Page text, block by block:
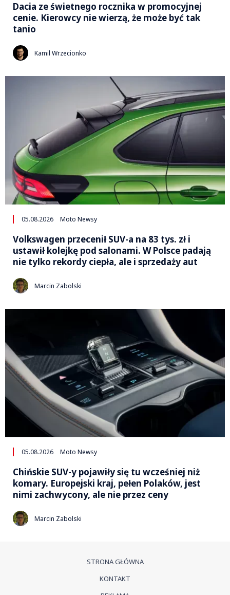
Dacia ze świetnego rocznika w promocyjnej
cenie. Kierowcy nie wierzą, że może być tak
tanio
Kamil Wrzecionko
05.08.2026 Moto Newsy
Volkswagen przecenił SUV-a na 83 tys. zł i
ustawił kolejkę pod salonami. W Polsce padają
nie tylko rekordy ciepła, ale i sprzedaży aut
Marcin Zabolski
05.08.2026 Moto Newsy
Chińskie SUV-y pojawiły się tu wcześniej niż
komary. Europejski kraj, pełen Polaków, jest
nimi zachwycony, ale nie przez ceny
Marcin Zabolski
STRONA GŁÓWNA
KONTAKT